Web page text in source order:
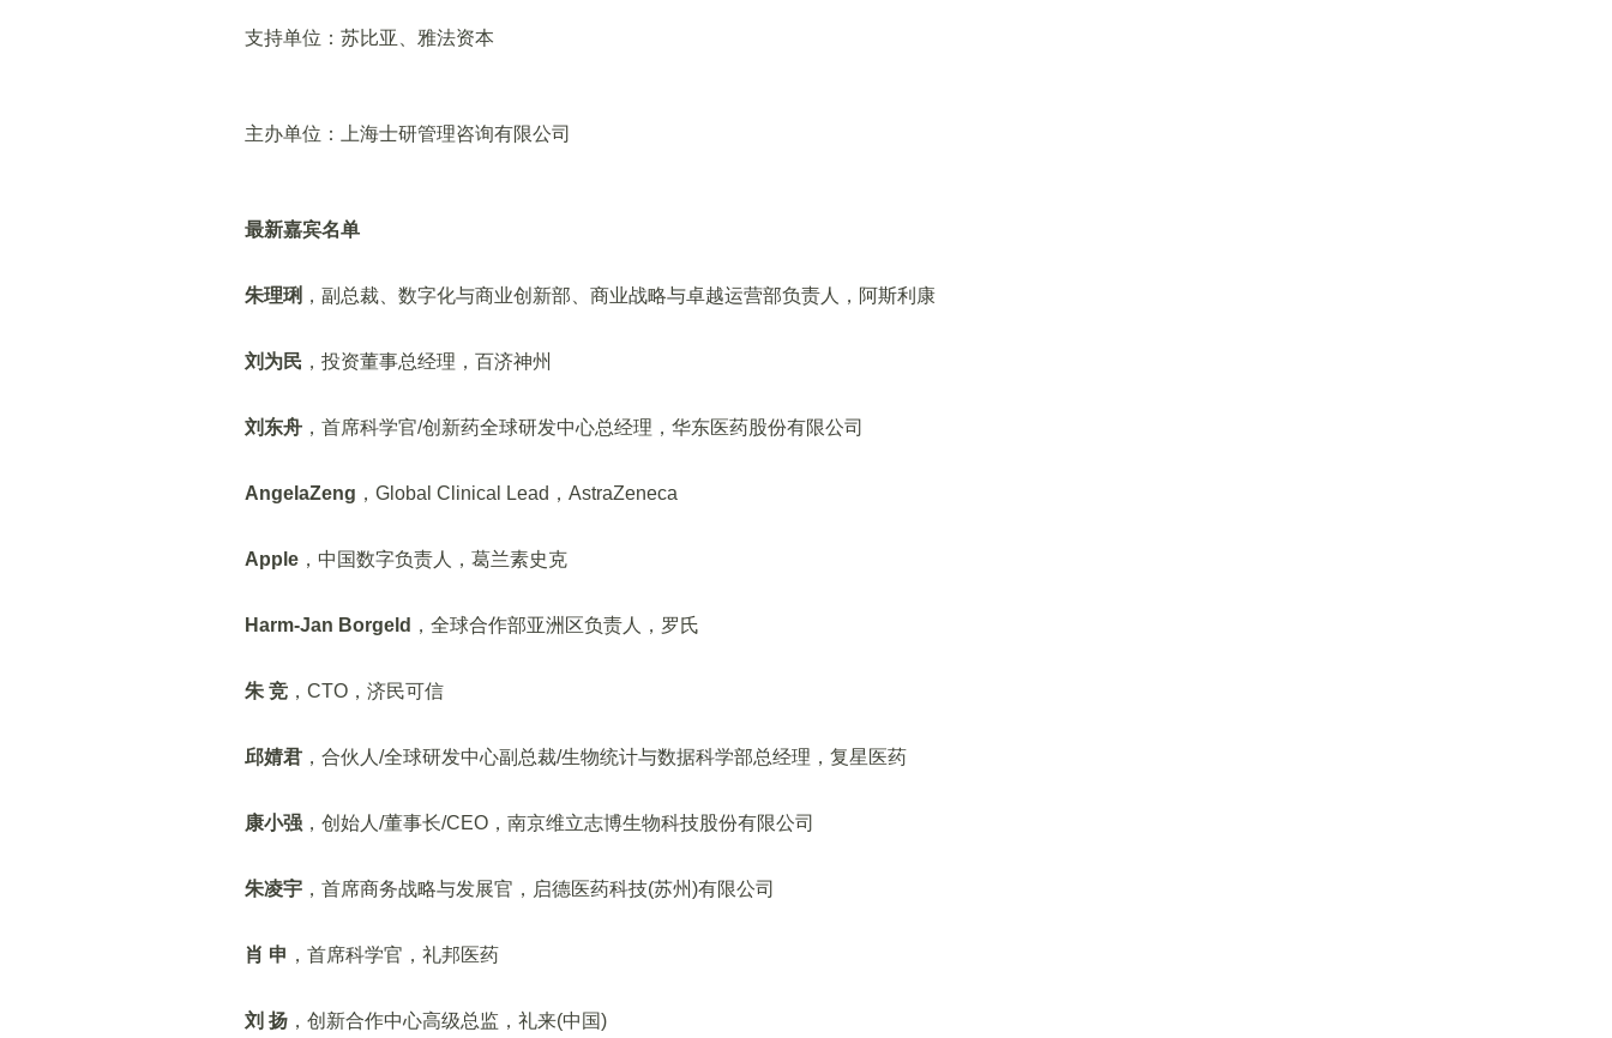
支持单位：苏比亚、雅法资本
主办单位：上海士研管理咨询有限公司
最新嘉宾名单
朱理琍 ，副总裁、数字化与商业创新部、商业战略与卓越运营部负责人，阿斯利康
刘为民 ，投资董事总经理，百济神州
刘东舟 ，首席科学官/创新药全球研发中心总经理，华东医药股份有限公司
AngelaZeng ，Global Clinical Lead，AstraZeneca
Apple ，中国数字负责人，葛兰素史克
Harm-Jan Borgeld ，全球合作部亚洲区负责人，罗氏
朱 竞 ，CTO，济民可信
邱婧君 ，合伙人/全球研发中心副总裁/生物统计与数据科学部总经理，复星医药
康小强 ，创始人/董事长/CEO，南京维立志博生物科技股份有限公司
朱凌宇 ，首席商务战略与发展官，启德医药科技(苏州)有限公司
肖 申 ，首席科学官，礼邦医药
刘 扬 ，创新合作中心高级总监，礼来(中国)